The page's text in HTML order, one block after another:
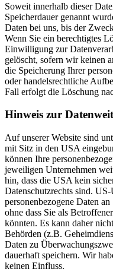
Soweit innerhalb dieser
Speicherdauer genannt
Daten bei uns, bis der
Wenn Sie ein berechtigtes
Einwilligung zur
gelöscht, sofern wir keinen
die Speicherung Ihrer
oder handelsrechtliche
Fall erfolgt die Löschung
Hinweis zur
Auf unserer Website sind
mit Sitz in den USA
können Ihre
jeweiligen Unternehmen
hin, dass die USA kein
Datenschutzrechts sind.
personenbezogene Daten
ohne dass Sie als
könnten. Es kann daher
Behörden (z.B.
Daten zu
dauerhaft speichern. Wir
keinen Einfluss.